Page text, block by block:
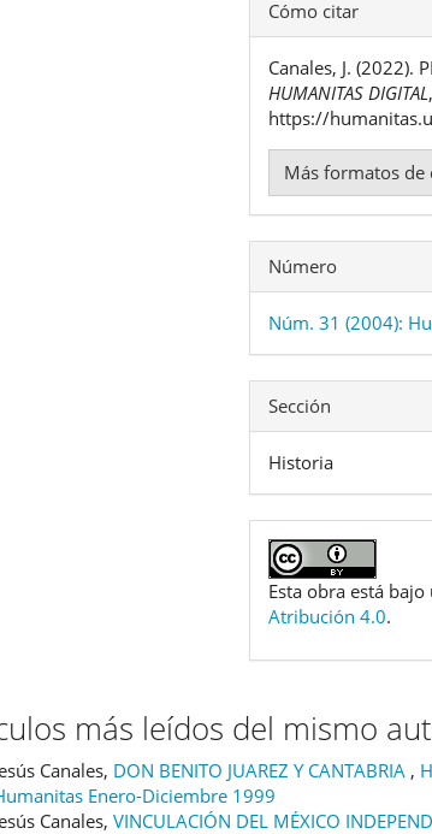
del
artículo
Cómo citar
Canales, J. (2022).
HUMANITAS DIGITAL
https://
Más formatos
Número
Núm. 31 (2004):
Sección
Historia
Esta obra está
Atribución 4.0.
más leídos del mismo
Canales, DON BENITO JUAREZ Y CANTABRIA ,
Enero-Diciembre 1999
Canales, VINCULACIÓN DEL MÉXICO